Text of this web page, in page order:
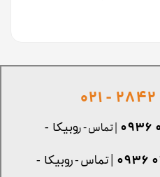
| تماس - روبیکا -
| تماس - روبیکا -